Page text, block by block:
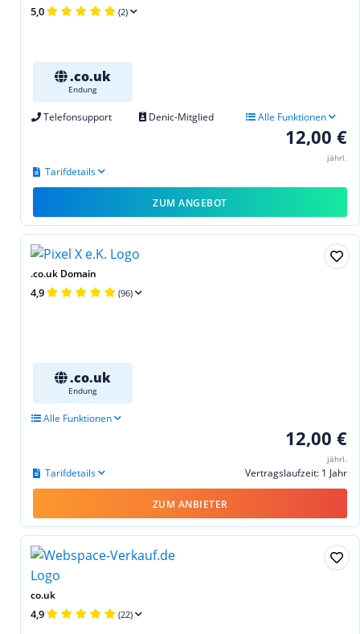
5,0 (2)
.co.uk
Endung
Telefonsupport Denic-Mitglied Alle Funktionen
12,00 €
jährl.
Tarifdetails
ZUM ANGEBOT
.co.uk Domain
4,9 (96)
.co.uk
Endung
Alle Funktionen
12,00 €
jährl.
Vertragslaufzeit: 1 Jahr
Tarifdetails
ZUM ANBIETER
co.uk
4,9 (22)